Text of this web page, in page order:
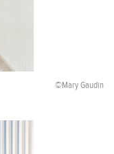
©Mary Gaudin